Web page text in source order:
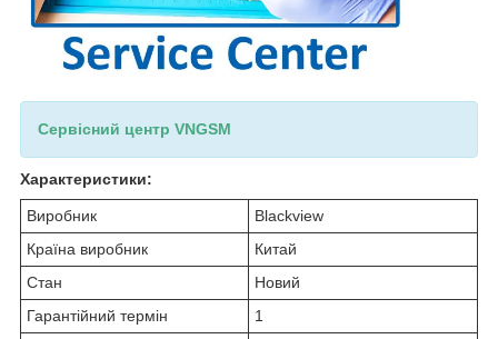
Сервісний центр VNGSM
Характеристики:
Виробник
Blackview
Країна виробник
Китай
Стан
Новий
Гарантійний термін
1